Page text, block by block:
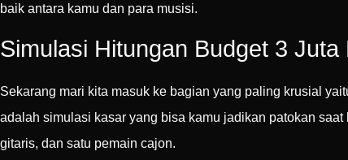
baik antara kamu dan para musisi.
Simulasi Hitungan Budget 3 Juta
Sekarang mari kita masuk ke bagian yang paling krusial
adalah simulasi kasar yang bisa kamu jadikan patokan
gitaris, dan satu pemain cajon.